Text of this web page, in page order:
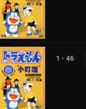
1 - 46